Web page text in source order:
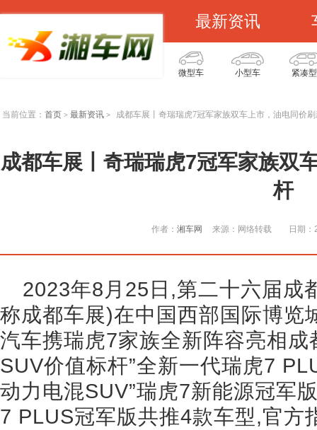
最新资讯
微型车 小型车 紧凑型
当前位置： 首页 > 最新资讯 > 成都车展丨奇瑞瑞虎7冠军家族双车上市，油电同价
成都车展丨奇瑞瑞虎7冠军家族双
杆
作者： 湘车网 来源：网络转载 日期
2023年8月25日,第二十六届成
称成都车展)在中国西部国际博览
汽车携瑞虎7家族全新阵容亮相
SUV价值标杆”全新一代瑞虎7
动力电混SUV”瑞虎7新能源冠军
7 PLUS冠军版共推4款车型,官方